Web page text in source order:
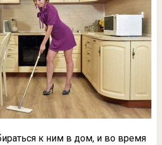
к ним в дом, и во время